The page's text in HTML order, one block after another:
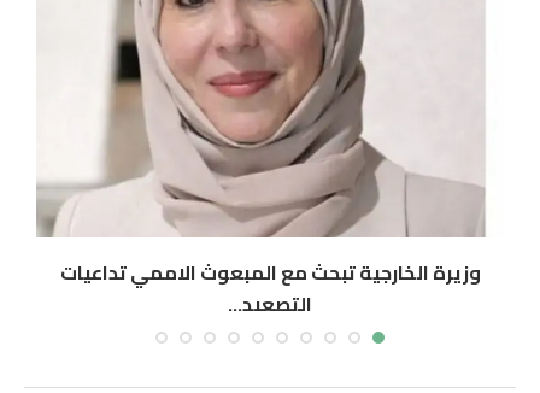
وزيرة الخارجية تبحث مع المبعوث الاممي تداعيات
التصعيد...
أغسطس 7, 2026